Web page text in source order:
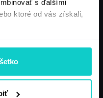
s ďalšími
ktoré od vás získali,